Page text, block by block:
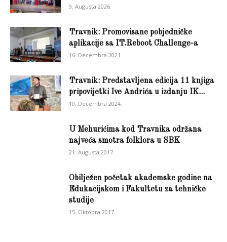
9. Augusta 2026.
Travnik: Promovisane pobjedničke
aplikacije sa IT.Reboot Challenge-a
16. Decembra 2021.
Travnik: Predstavljena edicija 11 knjiga
pripovijetki Ive Andrića u izdanju IK...
10. Decembra 2024.
U Mehurićima kod Travnika održana
najveća smotra folklora u SBK
21. Augusta 2017.
Obilježen početak akademske godine na
Edukacijskom i Fakultetu za tehničke
studije
15. Oktobra 2017.